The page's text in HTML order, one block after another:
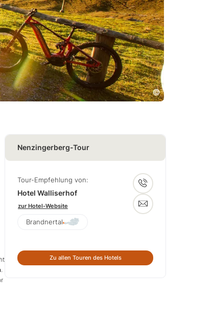
Nenzingerberg-Tour
Tour-Empfehlung von:
Hotel Walliserhof
zur Hotel-Website
Brandnertal
Zu allen Touren des Hotels